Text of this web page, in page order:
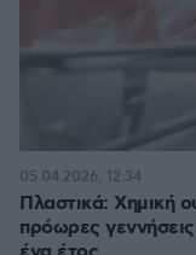
Πλαστικά: Χημική
πρόωρες
05.04.2026, 12:34